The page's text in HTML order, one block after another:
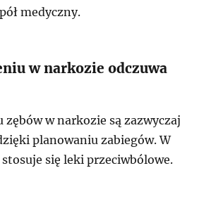
medyczny.
w narkozie odczuwa
zębów w narkozie są zazwyczaj
planowaniu zabiegów. W
się leki przeciwbólowe.